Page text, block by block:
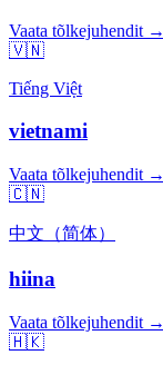
Vaata tõlkejuhendit →
🇻🇳
Tiếng Việt
vietnami
Vaata tõlkejuhendit →
🇨🇳
中文（简体）
hiina
Vaata tõlkejuhendit →
🇭🇰